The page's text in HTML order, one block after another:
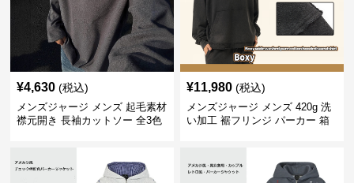
¥4,630 (税込)
メンズジャージ メンズ 起毛素材
襟元開き 長袖カットソー 全3色
¥11,980 (税込)
メンズジャージ メンズ 420g 洗
い加工 裾フリンジ パーカー 箱